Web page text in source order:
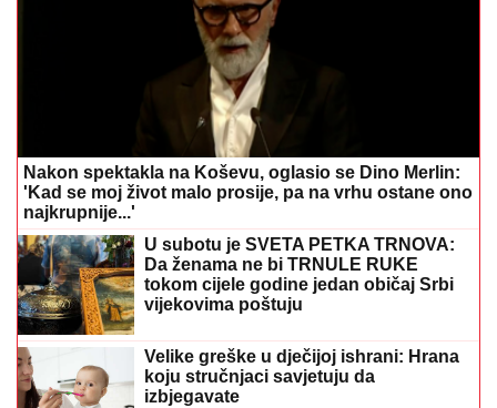
Nakon spektakla na Koševu, oglasio se Dino Merlin:
'Kad se moj život malo prosije, pa na vrhu ostane ono
najkrupnije...'
U subotu je SVETA PETKA TRNOVA:
Da ženama ne bi TRNULE RUKE
tokom cijele godine jedan običaj Srbi
vijekovima poštuju
Velike greške u dječijoj ishrani: Hrana
koju stručnjaci savjetuju da
izbjegavate